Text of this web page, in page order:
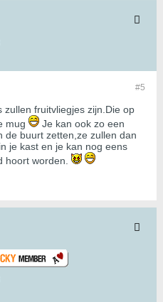
#5
zullen fruitvliegjes zijn.Die op
mug
Je kan ook zo een
de buurt zetten,ze zullen dan
je kast en je kan nog eens
hoort worden.